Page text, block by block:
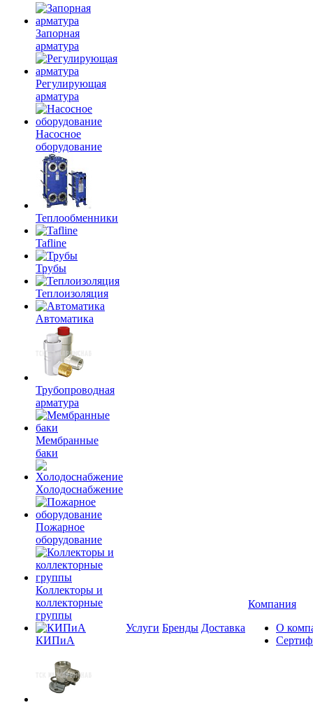
Запорная
арматура
Регулирующая
арматура
Насосное
оборудование
Теплообменники
Tafline
Трубы
Теплоизоляция
Автоматика
Трубопроводная
арматура
Мембранные
баки
Холодоснабжение
Пожарное
оборудование
Коллекторы и
коллекторные
группы
КИПиА
Услуги Бренды Доставка
Компания
О